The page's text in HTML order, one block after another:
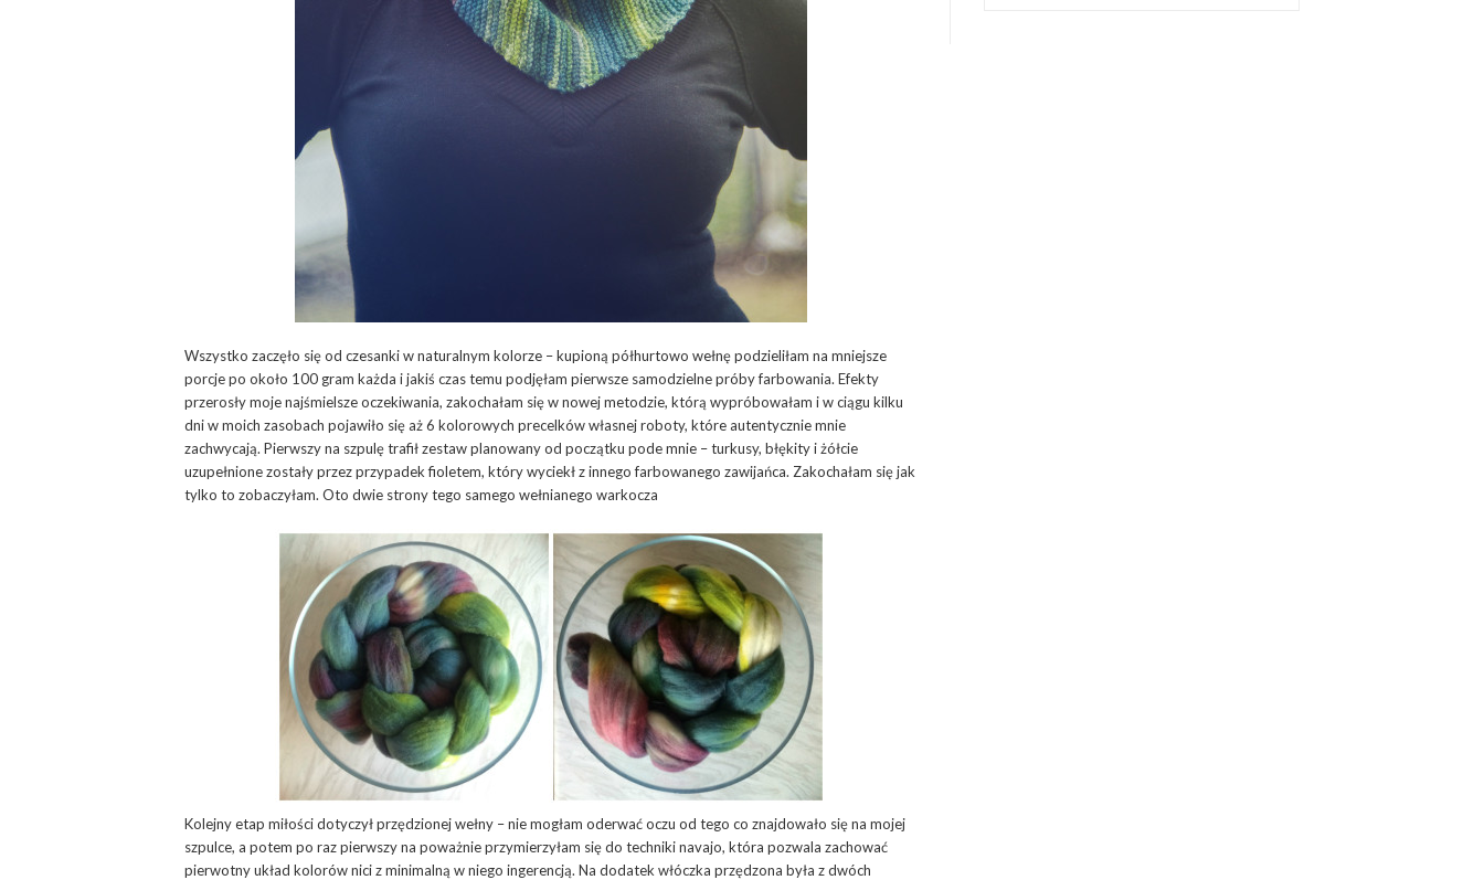
Wszystko zaczęło się od czesanki w naturalnym kolorze – kupioną półhurtowo wełnę podzieliłam na mniejsze
porcje po około 100 gram każda i jakiś czas temu podjęłam pierwsze samodzielne próby farbowania. Efekty
przerosły moje najśmielsze oczekiwania, zakochałam się w nowej metodzie, którą wypróbowałam i w ciągu kilku
dni w moich zasobach pojawiło się aż 6 kolorowych precelków własnej roboty, które autentycznie mnie
zachwycają. Pierwszy na szpulę trafił zestaw planowany od początku pode mnie – turkusy, błękity i żółcie
uzupełnione zostały przez przypadek fioletem, który wyciekł z innego farbowanego zawijańca. Zakochałam się jak
tylko to zobaczyłam. Oto dwie strony tego samego wełnianego warkocza
Kolejny etap miłości dotyczył przędzionej wełny – nie mogłam oderwać oczu od tego co znajdowało się na mojej
szpulce, a potem po raz pierwszy na poważnie przymierzyłam się do techniki navajo, która pozwala zachować
pierwotny układ kolorów nici z minimalną w niego ingerencją. Na dodatek włóczka przędzona była z dwóch